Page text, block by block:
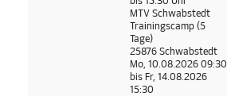
MTV Schwabstedt
Trainingscamp (5
Tage)
25876 Schwabstedt
Mo, 10.08.2026 09:30
bis Fr, 14.08.2026
15:30